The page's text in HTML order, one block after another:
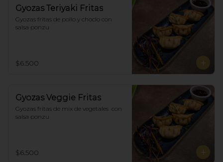
Gyozas Teriyaki Fritas
Gyozas fritas de pollo y choclo con
salsa ponzu
$6.500
Gyozas Veggie Fritas
Gyozas fritas de mix de vegetales  con
salsa ponzu
$6.500